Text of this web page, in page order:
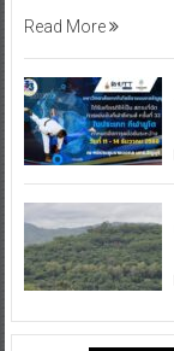
Read More